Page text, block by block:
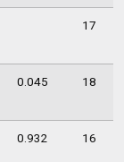
17
0.045 18
0.932 16